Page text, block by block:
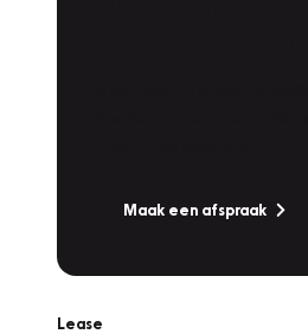
Maak een afspraak
Lease